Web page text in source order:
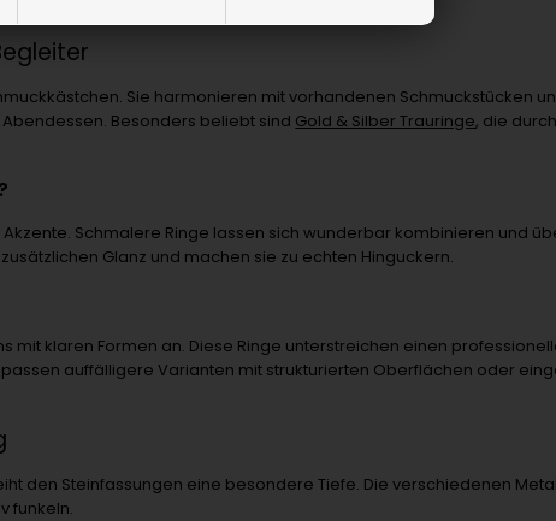
Sie harmonieren mit vorhandenen Schmuckstücken
Besonders beliebt sind Gold & Silber Trauringe, die
Schmalere Ringe lassen sich wunderbar kombinieren und
Glanz und machen sie zu echten Hinguckern.
mit klaren Formen an. Diese Ringe unterstreichen einen
auffälligere Varianten mit strukturierten Oberflächen oder
den Steinfassungen eine besondere Tiefe. Die verschiedenen
funkeln.